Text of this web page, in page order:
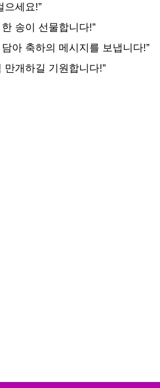
으세요!”
송이 선물합니다!”
아 축하의 메시지를 보냅니다!”
만개하길 기원합니다!”